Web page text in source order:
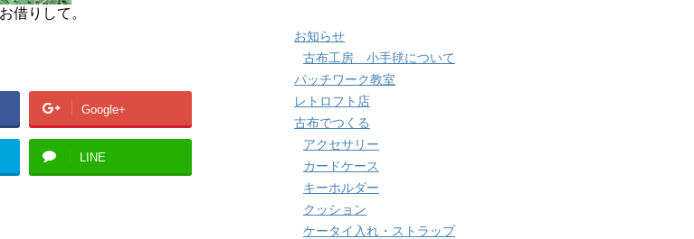
借りして。
Google+
LINE
お知らせ
古布工房 小手毬について
パッチワーク教室
レトロフト店
古布でつくる
アクセサリー
カードケース
キーホルダー
クッション
ケータイ入れ・ストラップ